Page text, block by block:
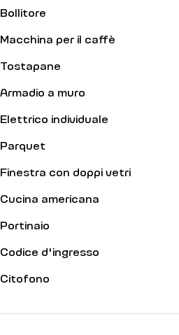
Bollitore
Macchina per il caffè
Tostapane
Armadio a muro
Elettrico individuale
Parquet
Finestra con doppi vetri
Cucina americana
Portinaio
Codice d'ingresso
Citofono